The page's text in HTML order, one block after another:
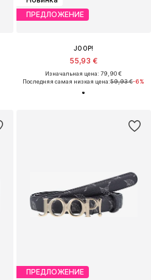
ПРЕДЛОЖЕНИЕ
JOOP!
55,93 €
Изначальная цена: 79,90 €
Последняя самая низкая цена:59,93 €-6%
ПРЕДЛОЖЕНИЕ